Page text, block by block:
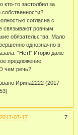
кто-то застолбил за
собственности?
согласна с
связывают ровным
обязательства. Мало
однозначно в
"Нет!" Игорю даже
предложение
чем речь?
Ирина2222 (2017-
7
07-17